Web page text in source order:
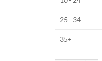
25 - 34
35+